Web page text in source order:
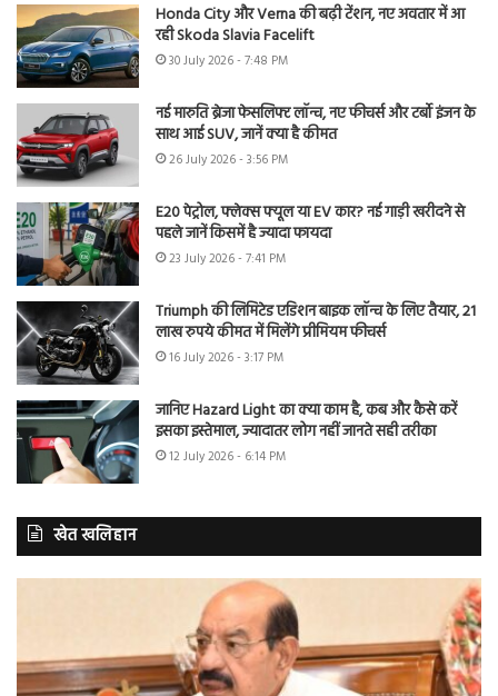
Honda City और Verna की बढ़ी टेंशन, नए अवतार में आ
रही Skoda Slavia Facelift
30 July 2026 - 7:48 PM
नई मारुति ब्रेजा फेसलिफ्ट लॉन्च, नए फीचर्स और टर्बो इंजन के
साथ आई SUV, जानें क्या है कीमत
26 July 2026 - 3:56 PM
E20 पेट्रोल, फ्लेक्स फ्यूल या EV कार? नई गाड़ी खरीदने से
पहले जानें किसमें है ज्यादा फायदा
23 July 2026 - 7:41 PM
Triumph की लिमिटेड एडिशन बाइक लॉन्च के लिए तैयार, 21
लाख रुपये कीमत में मिलेंगे प्रीमियम फीचर्स
16 July 2026 - 3:17 PM
जानिए Hazard Light का क्या काम है, कब और कैसे करें
इसका इस्तेमाल, ज्यादातर लोग नहीं जानते सही तरीका
12 July 2026 - 6:14 PM
खेत खलिहान